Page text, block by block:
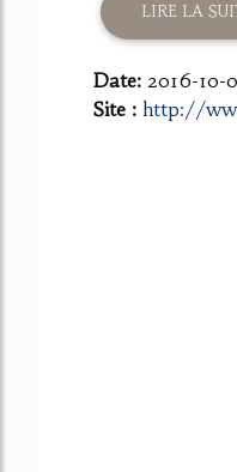
LIRE LA
Date: 2016-10-
Site : http://